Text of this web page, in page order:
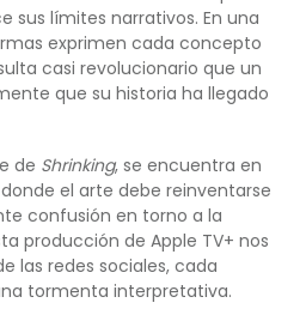
sus límites narrativos. En una
exprimen cada concepto
casi revolucionario que un
que su historia ha llegado
de Shrinking, se encuentra en
el arte debe reinventarse
confusión en torno a la
producción de Apple TV+ nos
las redes sociales, cada
tormenta interpretativa.